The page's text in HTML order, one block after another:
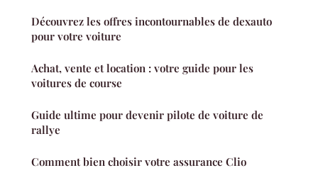
Découvrez les offres incontournables de dexauto
pour votre voiture
Achat, vente et location : votre guide pour les
voitures de course
Guide ultime pour devenir pilote de voiture de
rallye
Comment bien choisir votre assurance Clio